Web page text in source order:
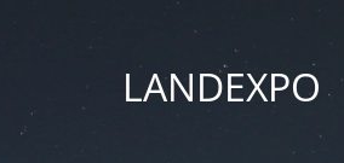
LANDEXPO